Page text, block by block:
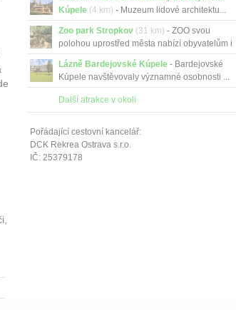
Kúpele (4 km) - Muzeum lidové architektu...
Zoo park Stropkov (31 km) - ZOO svou
polohou uprostřed města nabízí obyvatelům i
n...
Lázně Bardejovské Kúpele - Bardejovské
Kúpele navštěvovaly významné osobnosti ...
Další atrakce v okolí
Pořádající cestovní kancelář:
DCK Rekrea Ostrava s.r.o.
IČ: 25379178